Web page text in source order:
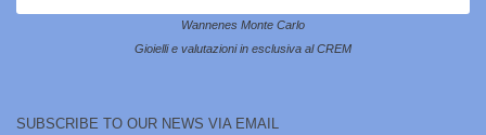
Wannenes Monte Carlo
Gioielli e valutazioni in esclusiva al CREM
SUBSCRIBE TO OUR NEWS VIA EMAIL